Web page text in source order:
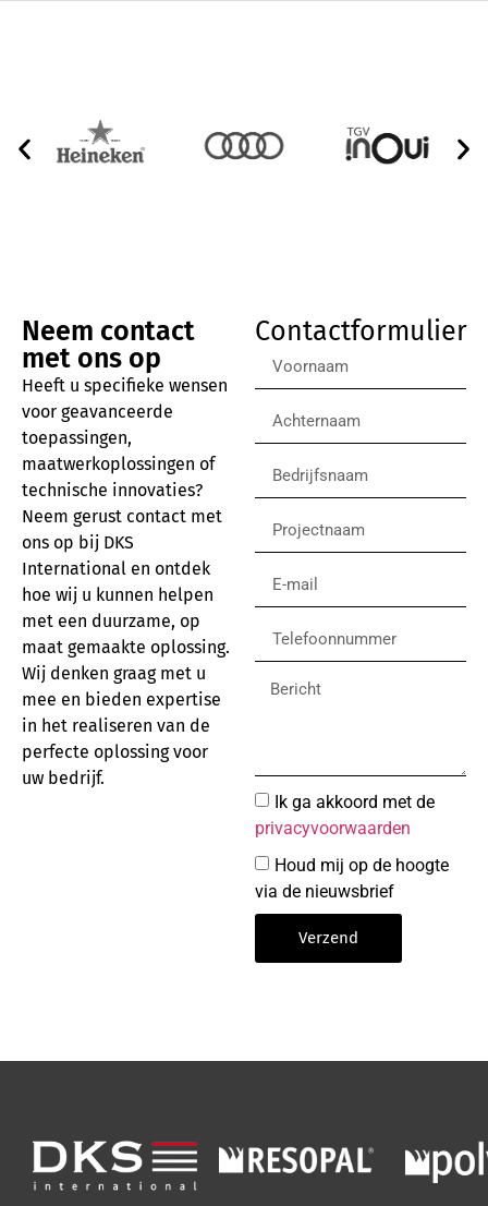
Neem contact
met ons op
Heeft u specifieke wensen
voor geavanceerde
toepassingen,
maatwerkoplossingen of
technische innovaties?
Neem gerust contact met
ons op bij DKS
International en ontdek
hoe wij u kunnen helpen
met een duurzame, op
maat gemaakte oplossing.
Wij denken graag met u
mee en bieden expertise
in het realiseren van de
perfecte oplossing voor
uw bedrijf.
Contactformulier
Ik ga akkoord met de
privacyvoorwaarden
Houd mij op de hoogte
via de nieuwsbrief
Verzend